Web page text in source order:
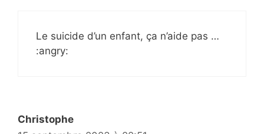
Le suicide d’un enfant, ça n’aide pas …
:angry:
Christophe